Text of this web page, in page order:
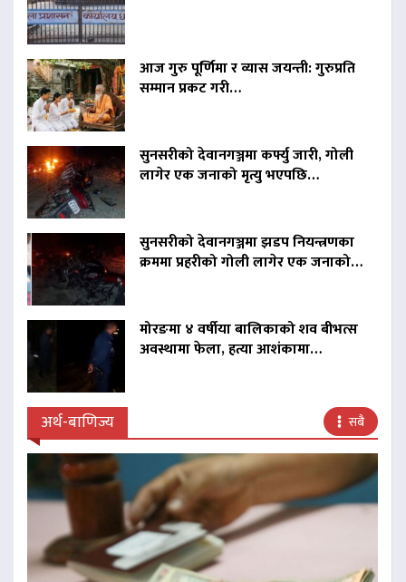
आज गुरु पूर्णिमा र व्यास जयन्ती: गुरुप्रति
सम्मान प्रकट गरी…
सुनसरीको देवानगञ्जमा कर्फ्यु जारी, गोली
लागेर एक जनाको मृत्यु भएपछि…
सुनसरीको देवानगञ्जमा झडप नियन्त्रणका
क्रममा प्रहरीको गोली लागेर एक जनाको…
मोरङमा ४ वर्षीया बालिकाको शव बीभत्स
अवस्थामा फेला, हत्या आशंकामा…
अर्थ-बाणिज्य सबै